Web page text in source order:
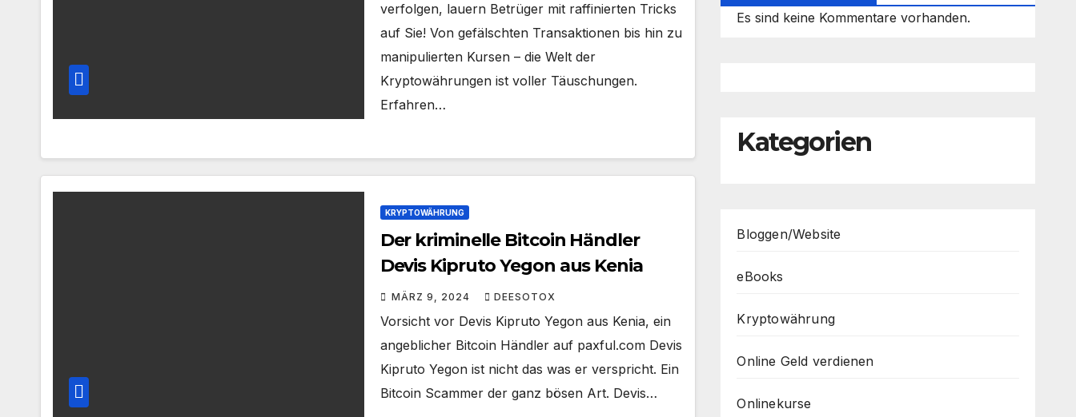
verfolgen, lauern Betrüger mit raffinierten Tricks
auf Sie! Von gefälschten Transaktionen bis hin zu
manipulierten Kursen – die Welt der
Kryptowährungen ist voller Täuschungen.
Erfahren…
KRYPTOWÄHRUNG
Der kriminelle Bitcoin Händler
Devis Kipruto Yegon aus Kenia
MÄRZ 9, 2024 DEESOTOX
Vorsicht vor Devis Kipruto Yegon aus Kenia, ein
angeblicher Bitcoin Händler auf paxful.com Devis
Kipruto Yegon ist nicht das was er verspricht. Ein
Bitcoin Scammer der ganz bösen Art. Devis…
Es sind keine Kommentare vorhanden.
Kategorien
Bloggen/Website
eBooks
Kryptowährung
Online Geld verdienen
Onlinekurse